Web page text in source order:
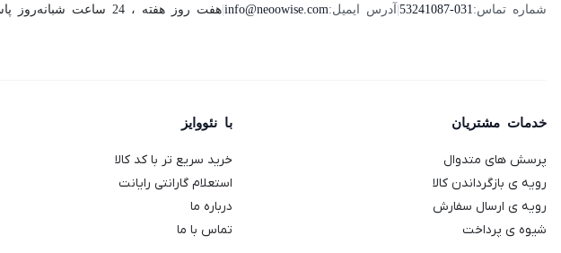
آن می توان از این محصول روی انواع سطوح استفاده کرد.
شماره تماس: 53241087-031
|آدرس ایمیل:info@neoowise.com
|هفت روز هفته ، 24 ساعت شبانه‌روز پاسخگوی شما هستیم.
خدمات مشتریان
پرسش های متدوال
رویه ی بازگرداندن کالا
رویه ی ارسال سفارش
شیوه ی پرداخت
با نئووایز
خرید سریع تر با کد کالا
استعلام گارانتی رایانت
درباره ما
تماس با ما